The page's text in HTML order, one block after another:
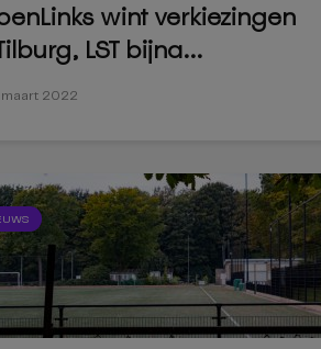
wint verkiezingen
LST bijna...
maart 2022